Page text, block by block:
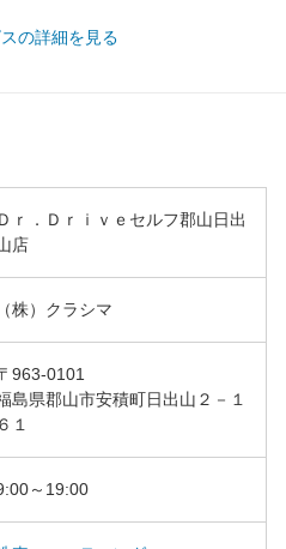
の詳細を見る
Ｄｒ．Ｄｒｉｖｅセルフ郡山日出
店
（株）クラシマ
963-0101
島県郡山市安積町日出山２－１
６１
～19:00